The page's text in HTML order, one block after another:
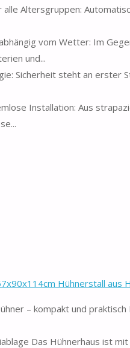
Altersgruppen:
vom Wetter: Im
und...
Sicherheit steht an erster
Installation: Aus
Hühnerstall aus
– kompakt und
Das Hühnerhaus ist